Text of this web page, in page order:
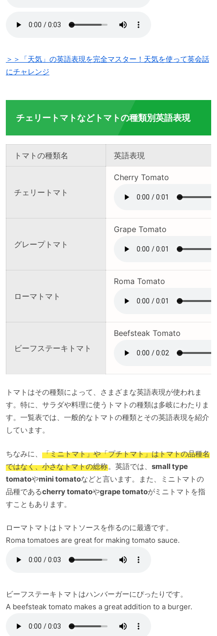
＞＞「天気」の英語表現を完全マスター！天気を使って英会話
にチャレンジ
チェリートマトなどトマトの種類別英語表現
トマトの種類名 英語表現
チェリートマト
Cherry Tomato
グレープトマト
Grape Tomato
ローマトマト
Roma Tomato
ビーフステーキトマト
Beefsteak Tomato
トマトはその種類によって、さまざまな英語表現が使われま
す。特に、サラダや料理に使うトマトの種類は多岐にわたりま
す。一覧表では、一般的なトマトの種類とその英語表現を紹介
しています。
ちなみに、 「ミニトマト」や「プチトマト」はトマトの品種名
ではなく、小さなトマトの総称。英語では、 small type
tomatoやmini tomatoなどと言います。また、ミニトマトの
品種であるcherry tomatoやgrape tomatoがミニトマトを指
すこともあります。
ローマトマトはトマトソースを作るのに最適です。
Roma tomatoes are great for making tomato sauce.
ビーフステーキトマトはハンバーガーにぴったりです。
A beefsteak tomato makes a great addition to a burger.